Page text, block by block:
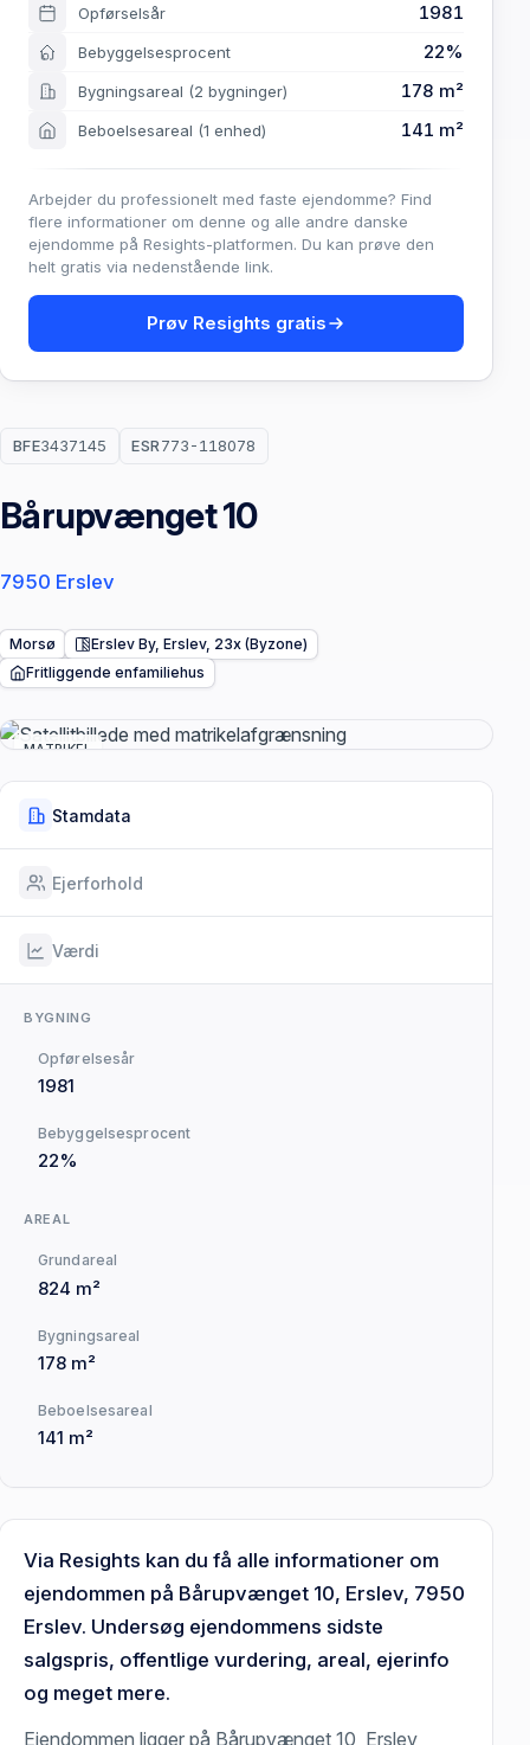
BFE3437145 ESR773-118078
Bårupvænget 10
7950 Erslev
Morsø
Erslev By, Erslev, 23x (Byzone)
Fritliggende enfamiliehus
MATRIKEL
Stamdata
Ejerforhold
Værdi
BYGNING
Opførelsesår
1981
Bebyggelsesprocent
22%
AREAL
Grundareal
824 m²
Bygningsareal
178 m²
Beboelsesareal
141 m²
Via Resights kan du få alle informationer om
ejendommen på Bårupvænget 10, Erslev, 7950
Erslev. Undersøg ejendommens sidste
salgspris, offentlige vurdering, areal, ejerinfo
og meget mere.
Ejendommen ligger på Bårupvænget 10, Erslev,
Opførselsår 1981
Bebyggelsesprocent 22%
Bygningsareal (2 bygninger) 178 m²
Beboelsesareal (1 enhed) 141 m²
Arbejder du professionelt med faste ejendomme? Find
flere informationer om denne og alle andre danske
ejendomme på Resights-platformen. Du kan prøve den
helt gratis via nedenstående link.
Prøv Resights gratis